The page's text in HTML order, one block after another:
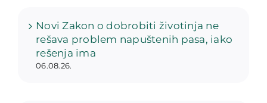
Novi Zakon o dobrobiti životinja ne
rešava problem napuštenih pasa, iako
rešenja ima
06.08.26.